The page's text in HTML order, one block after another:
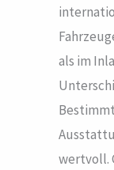
als im
wertvoll.